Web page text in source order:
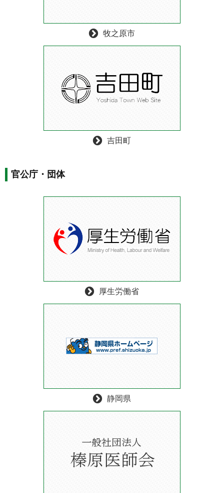
牧之原市
吉田町
官公庁・団体
厚生労働省
静岡県